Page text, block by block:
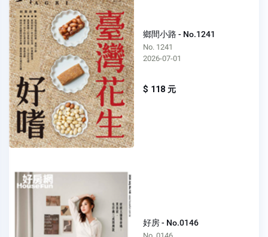
鄉間小路 - No.1241
No. 1241
2026-07-01
$ 118 元
好房 - No.0146